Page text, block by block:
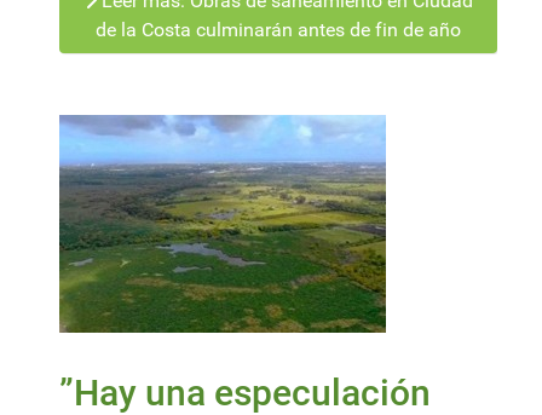
de la Costa culminarán antes de fin de año
”Hay una especulación